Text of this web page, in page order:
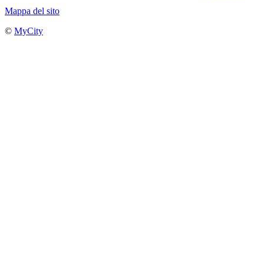
Mappa del sito
© MyCity